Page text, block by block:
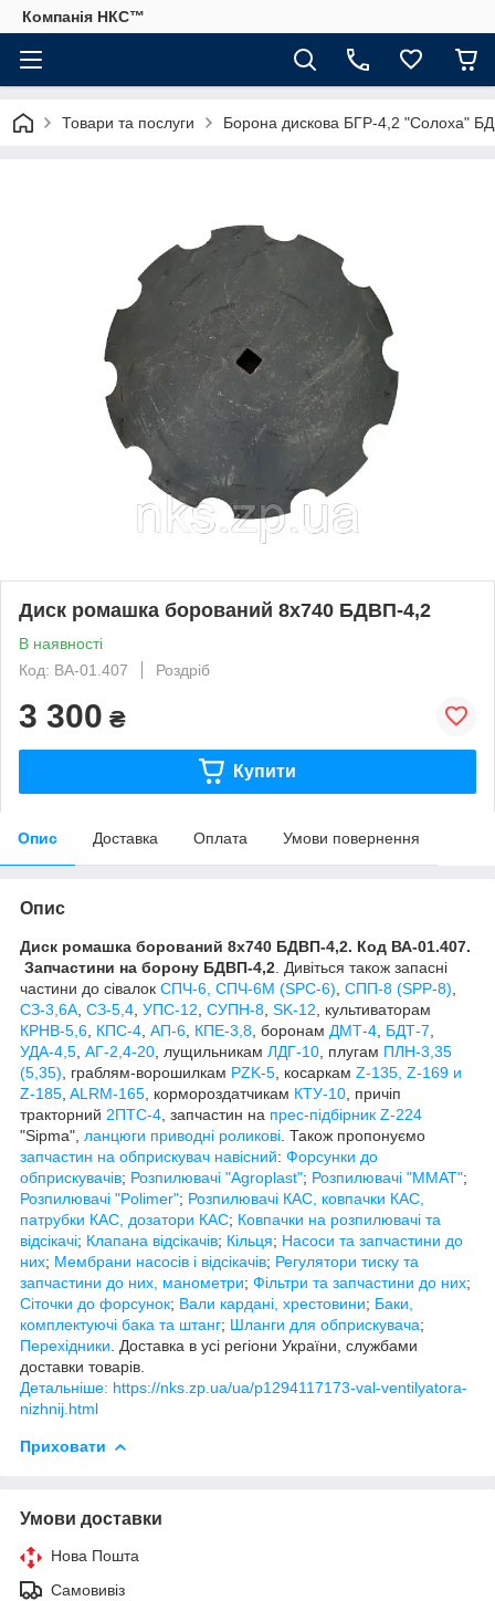
Компанія НКС™
Товари та послуги Борона дискова БГР-4,2 "Солоха"
Диск ромашка борований 8х740 БДВП-4,2
В наявності
Код: ВА-01.407
Роздріб
3 300 ₴
Купити
Опис Доставка Оплата Умови повернення
Опис
Диск ромашка борований 8х740 БДВП-4,2. Код ВА-01.407.
Запчастини на борону БДВП-4,2 . Дивіться також запасні
частини до сівалок СПЧ-6, СПЧ-6М (SPС-6) СПП-8 (SPP-8)
СЗ-3,6А СЗ-5,4 УПС-12 СУПН-8 SK-12 , культиваторам
КРНВ-5,6 КПС-4 АП-6 КПЕ-3,8 , боронам ДМТ-4 БДТ-7
УДА-4,5 АГ-2,4-20 , лущильникам ЛДГ-10 , плугам ПЛН-3,35
(5,35) , граблям-ворошилкам PZK-5 , косаркам Z-135, Z-169 и
Z-185 ALRM-165 , кормороздатчикам КТУ-10 , причіп
тракторний 2ПТС-4 , запчастин на прес-підбірник Z-224
"Sipma", ланцюги приводні роликові . Також пропонуємо
запчастин на обприскувач навісний: Форсунки до
обприскувачів; Розпилювачі "Agroplast"; Розпилювачі "MMAT";
Розпилювачі "Polimer"; Розпилювачі КАС, ковпачки КАС,
патрубки КАС, дозатори КАС; Ковпачки на розпилювачі та
відсікачі; Клапана відсікачів; Кільця; Насоси та запчастини до
них; Мембрани насосів і відсікачів; Регулятори тиску та
запчастини до них, манометри; Фільтри та запчастини до них;
Сіточки до форсунок; Вали кардані, хрестовини; Баки,
комплектуючі бака та штанг; Шланги для обприскувача;
Перехідники . Доставка в усі регіони України, службами
доставки товарів.
Детальніше: https://nks.zp.ua/ua/p1294117173-val-ventilyatora-
nizhnij.html
Приховати
Умови доставки
Нова Пошта
Самовивіз